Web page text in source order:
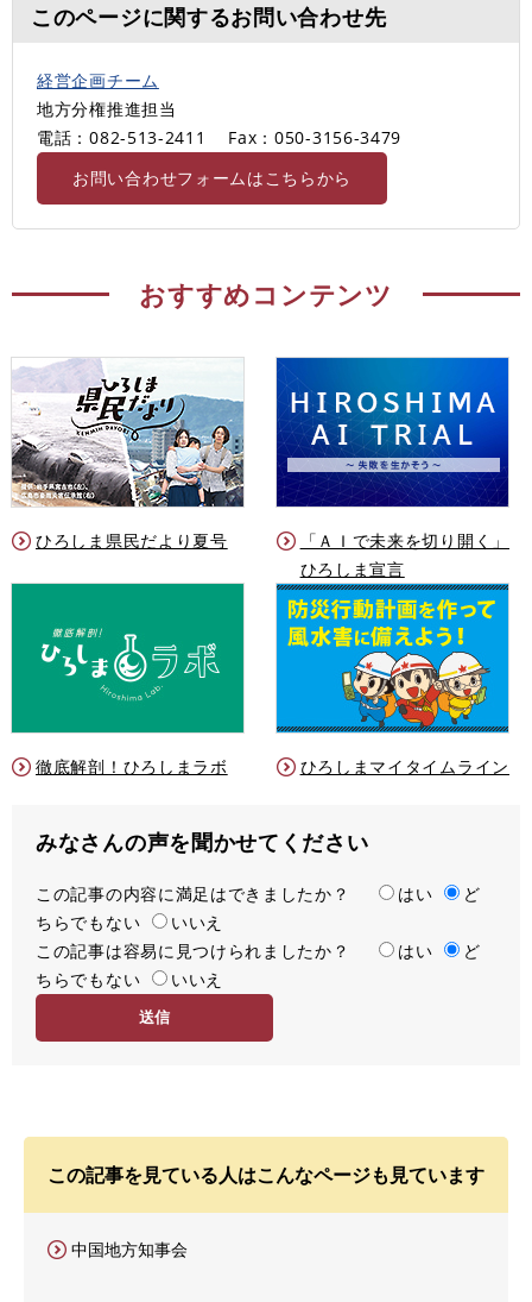
このページに関するお問い合わせ先
経営企画チーム
地方分権推進担当
電話：082-513-2411
Fax：050-3156-3479
お問い合わせフォームはこちらから
おすすめコンテンツ
ひろしま県民だより夏号
「ＡＩで未来を切り開く」
ひろしま宣言
徹底解剖！ひろしまラボ ひろしまマイタイムライン
みなさんの声を聞かせてください
満
足
度
この記事の内容に満足はできましたか？ はい
ど
ちらでもない
いいえ
容
易
この記事は容易に見つけられましたか？ はい
ど
ちらでもない
いいえ
この記事を見ている人はこんなページも見ています
中国地方知事会